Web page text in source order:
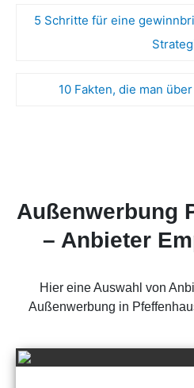
5 Schritte für eine
10 Fakten, die man
Außenwerbung
– Anbieter
Hier eine Auswahl von
Außenwerbung in